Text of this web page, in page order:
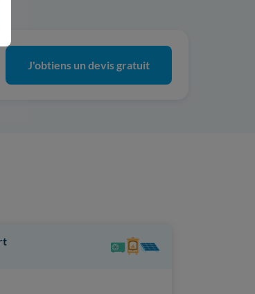
J'obtiens un devis gratuit